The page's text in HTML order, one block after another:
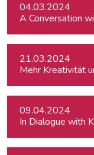
04.03.2024
A Conversation
21.03.2024
Mehr Kreativität
09.04.2024
In Dialogue with